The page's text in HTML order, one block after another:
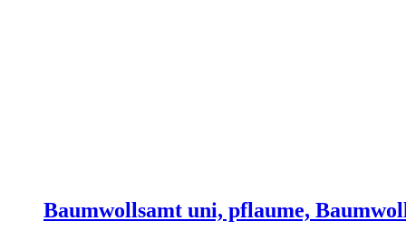
Baumwollsamt uni, pflaume,